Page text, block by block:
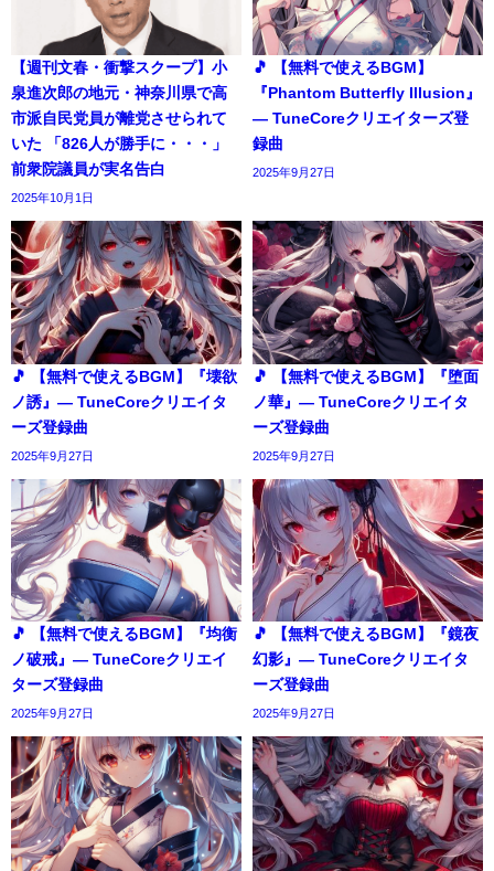
【週刊文春・衝撃スクープ】小
泉進次郎の地元・神奈川県で高
市派自民党員が離党させられて
いた 「826人が勝手に・・・」
前衆院議員が実名告白
2025年10月1日
🎵 【無料で使えるBGM】
『Phantom Butterfly Illusion』
― TuneCoreクリエイターズ登
録曲
2025年9月27日
🎵 【無料で使えるBGM】『壊欲
ノ誘』― TuneCoreクリエイタ
ーズ登録曲
2025年9月27日
🎵 【無料で使えるBGM】『堕面
ノ華』― TuneCoreクリエイタ
ーズ登録曲
2025年9月27日
🎵 【無料で使えるBGM】『均衡
ノ破戒』― TuneCoreクリエイ
ターズ登録曲
2025年9月27日
🎵 【無料で使えるBGM】『鏡夜
幻影』― TuneCoreクリエイタ
ーズ登録曲
2025年9月27日